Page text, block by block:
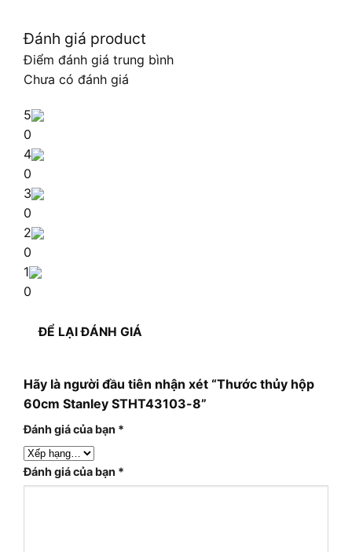
Đánh giá product
Điểm đánh giá trung bình
Chưa có đánh giá
5
0
4
0
3
0
2
0
1
0
ĐỂ LẠI ĐÁNH GIÁ
Hãy là người đầu tiên nhận xét “Thước thủy hộp
60cm Stanley STHT43103-8”
Đánh giá của bạn *
Đánh giá của bạn *